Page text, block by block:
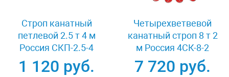
Строп канатный
петлевой 2.5 т 4 м
Россия СКП-2.5-4
1 120 руб.
Четырехветвевой
канатный строп 8 т 2
м Россия 4СК-8-2
7 720 руб.